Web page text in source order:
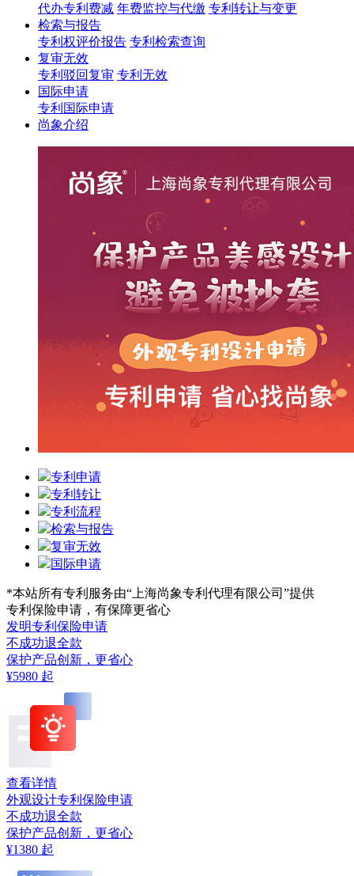
代办专利费减 年费监控与代缴 专利转让与变更
检索与报告
专利权评价报告 专利检索查询
复审无效
专利驳回复审 专利无效
国际申请
专利国际申请
尚象介绍
专利申请
专利转让
专利流程
检索与报告
复审无效
国际申请
*本站所有专利服务由“上海尚象专利代理有限公司”提供
专利保险申请，有保障更省心
发明专利保险申请
不成功退全款
保护产品创新，更省心
¥5980 起
查看详情
外观设计专利保险申请
不成功退全款
保护产品创新，更省心
¥1380 起